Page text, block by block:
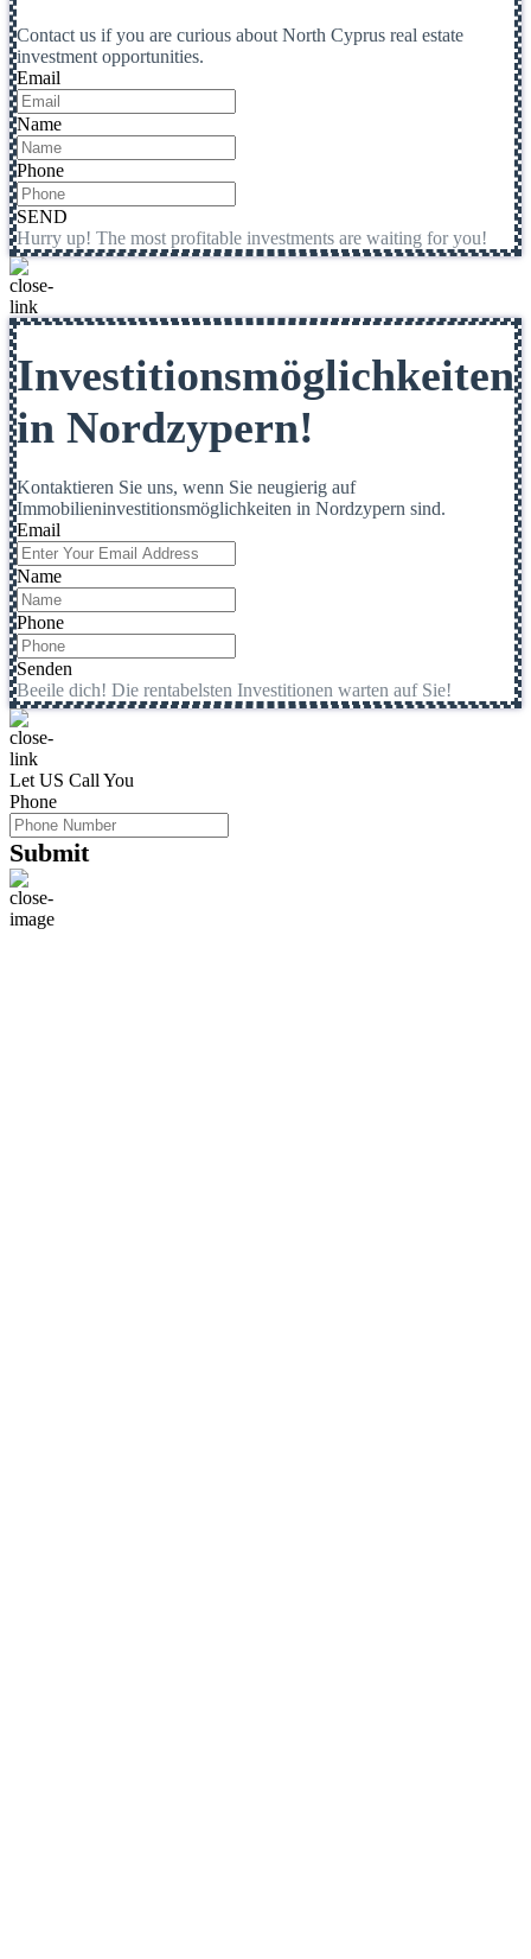
Contact us if you are curious about North Cyprus real estate
investment opportunities.
Email
Name
Phone
SEND
Hurry up! The most profitable investments are waiting for you!
Investitionsmöglichkeiten
in Nordzypern!
Kontaktieren Sie uns, wenn Sie neugierig auf
Immobilieninvestitionsmöglichkeiten in Nordzypern sind.
Email
Name
Phone
Senden
Beeile dich! Die rentabelsten Investitionen warten auf Sie!
Let US Call You
Phone
Submit